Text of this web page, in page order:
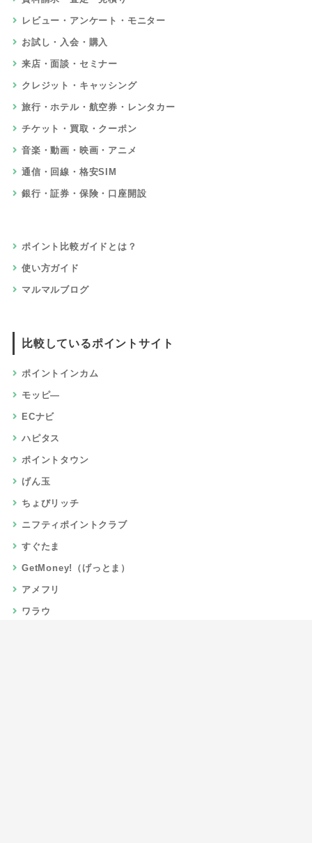
レビュー・アンケート・モニター
お試し・入会・購入
来店・面談・セミナー
クレジット・キャッシング
旅行・ホテル・航空券・レンタカー
チケット・買取・クーポン
音楽・動画・映画・アニメ
通信・回線・格安SIM
銀行・証券・保険・口座開設
ポイント比較ガイドとは？
使い方ガイド
マルマルブログ
比較しているポイントサイト
ポイントインカム
モッピ―
ECナビ
ハピタス
ポイントタウン
げん玉
ちょびリッチ
ニフティポイントクラブ
すぐたま
GetMoney!（げっとま）
アメフリ
ワラウ